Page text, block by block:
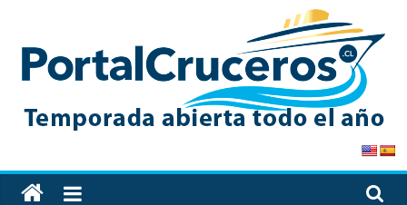
content
PortalCruceros
Toda